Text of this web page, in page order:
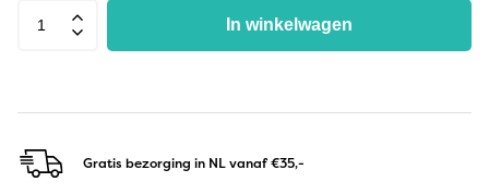
In winkelwagen
Gratis bezorging in NLvanaf €35,-